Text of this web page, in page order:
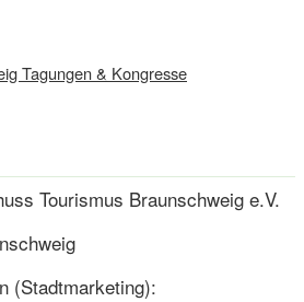
Tagungen & Kongresse
Tourismus Braunschweig e.V.
(Stadtmarketing):